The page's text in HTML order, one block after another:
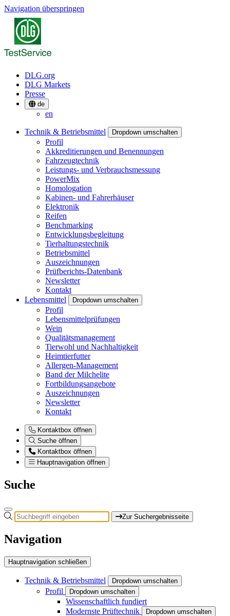
Navigation überspringen
DLG.org
DLG Markets
Presse
de
en
Technik & Betriebsmittel Dropdown umschalten
Profil
Akkreditierungen und Benennungen
Fahrzeugtechnik
Leistungs- und Verbrauchsmessung
PowerMix
Homologation
Kabinen- und Fahrerhäuser
Elektronik
Reifen
Benchmarking
Entwicklungsbegleitung
Tierhaltungstechnik
Betriebsmittel
Auszeichnungen
Prüfberichts-Datenbank
Newsletter
Kontakt
Lebensmittel
Dropdown umschalten
Profil
Lebensmittelprüfungen
Wein
Qualitätsmanagement
Tierwohl und Nachhaltigkeit
Heimtierfutter
Allergen-Management
Band der Milchelite
Fortbildungsangebote
Auszeichnungen
Newsletter
Kontakt
Kontaktbox öffnen
Suche öffnen
Kontaktbox öffnen
Hauptnavigation öffnen
Suche
Zur Suchergebnisseite
Navigation
Hauptnavigation schließen
Technik & Betriebsmittel Dropdown umschalten
Profil Dropdown umschalten
Wissenschaftlich fundiert
Modernste Prüftechnik
Dropdown umschalten